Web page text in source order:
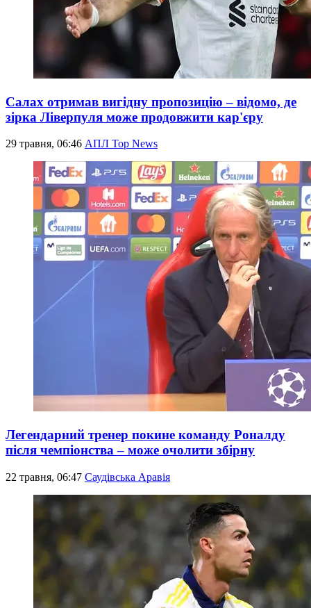
Салах отримав вигідну пропозицію – відомо, де
зірка Ліверпуля може продовжити кар'єру
29 травня, 06:46 АПЛ Top News
Легендарний тренер покине команду Роналду
після чемпіонства – може очолити збірну
22 травня, 06:47 Саудівська Аравія